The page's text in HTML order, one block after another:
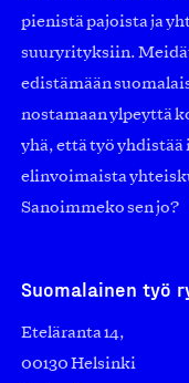
pienistä pajoista ja
suuryrityksiin.
edistämään
nostamaan ylpeyttä
yhä, että työ yhdistää
elinvoimaista
Sanoimmeko sen jo?
Suomalainen työ
Eteläranta 14,
00130 Helsinki